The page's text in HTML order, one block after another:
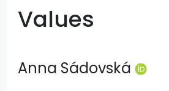
Values
Anna Sádovská